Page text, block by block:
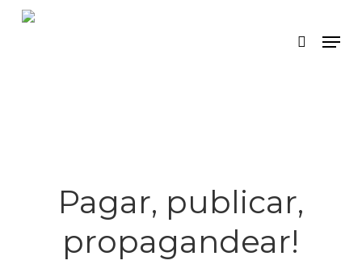
Skip
search
Menu
Pagar, publicar,
propagandear!